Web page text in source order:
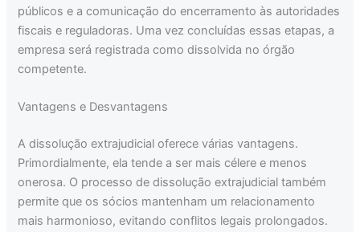
públicos e a comunicação do encerramento às autoridades
fiscais e reguladoras. Uma vez concluídas essas etapas, a
empresa será registrada como dissolvida no órgão
competente.
Vantagens e Desvantagens
A dissolução extrajudicial oferece várias vantagens.
Primordialmente, ela tende a ser mais célere e menos
onerosa. O processo de dissolução extrajudicial também
permite que os sócios mantenham um relacionamento
mais harmonioso, evitando conflitos legais prolongados.